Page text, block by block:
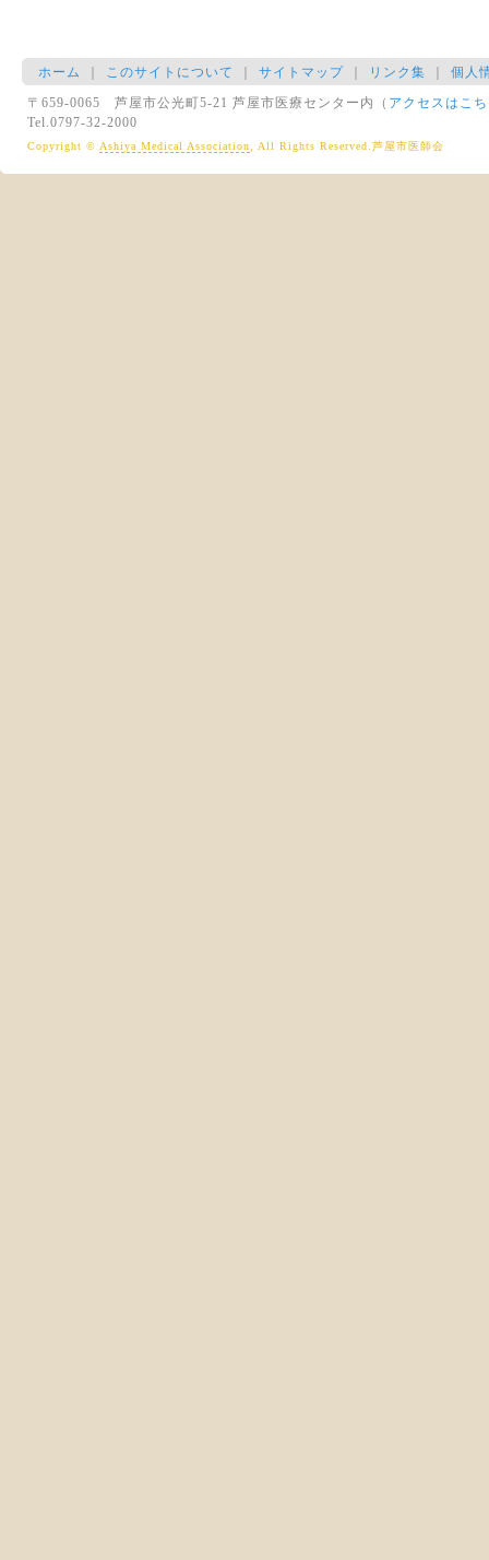
ホーム このサイトについて サイトマップ リンク集
個人
〒659-0065 芦屋市公光町5-21 芦屋市医療センター内（ アクセスはこ
Tel.0797-32-2000
Copyright © Ashiya Medical Association , All Rights Reserved.芦屋市医師会